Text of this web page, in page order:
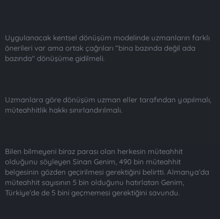
Uygulanacak kentsel dönüşüm modelinde uzmanların farklı
önerileri var ama ortak çağrıları “bina bazında değil ada
bazında" dönüşüme gidilmeli.
Uzmanlara göre dönüşüm uzman eller tarafından yapılmalı,
müteahhitlik hakkı sınırlandırılmalı.
Bilen bilmeyeni biraz parası olan herkesin müteahhit
olduğunu söyleyen Sinan Genim, 490 bin müteahhit
belgesinin gözden geçirilmesi gerektiğini belirtti. Almanya’da
müteahhit sayısının 5 bin olduğunu hatırlatan Genim,
Türkiye’de de 5 bini geçmemesi gerektiğini savundu.